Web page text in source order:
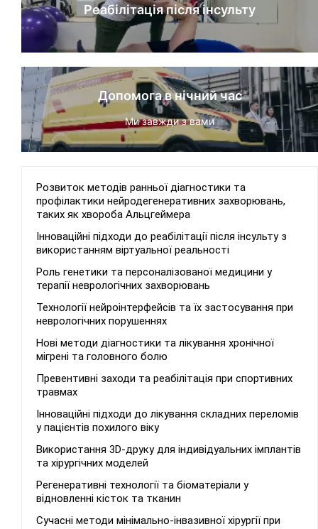
Реабілітація після інсульту
Допомога в нічний час
Ми завжди з вами
Розвиток методів ранньої діагностики та
профілактики нейродегенеративних захворювань,
таких як хвороба Альцгеймера
Інноваційні підходи до реабілітації після інсульту з
використанням віртуальної реальності
Роль генетики та персоналізованої медицини у
терапії неврологічних захворювань
Технології нейроінтерфейсів та їх застосування при
неврологічних порушеннях
Нові методи діагностики та лікування хронічної
мігрені та головного болю
Превентивні заходи та реабілітація при спортивних
травмах
Інноваційні підходи до лікування складних переломів
у пацієнтів похилого віку
Використання 3D-друку для індивідуальних імплантів
та хірургічних моделей
Регенеративні технології та біоматеріали у
відновленні кісток та тканин
Сучасні методи мінімально-інвазивної хірургії при